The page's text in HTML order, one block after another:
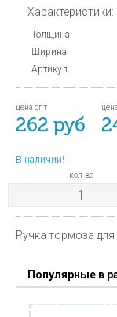
Характеристики:
Толщина
Ширина
Артикул
цена опт
262 руб
В наличии!
кол-во
Ручка тормоза
Популярные в